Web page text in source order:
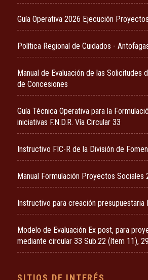
Guía Operativa 2026 Ejecución
Política Regional de Cuidados -
Manual de Evaluación de las Solicitudes
de Concesiones
Guía Técnica Operativa para la
iniciativas F.N.D.R. Vía Circular 33
Instructivo FIC-R de la División de
Manual Formulación Proyectos Sociales
Instructivo para creación presupuestaria
Modelo de Evaluación Ex post, para
mediante circular 33 Sub.22 (ítem 11),
SITIOS DE INTERÉS